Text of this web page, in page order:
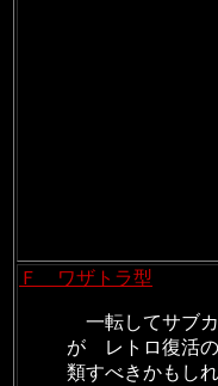
Ｆ ワザトラ型
一転してサブ
が レトロ復活の
類すべきかもし